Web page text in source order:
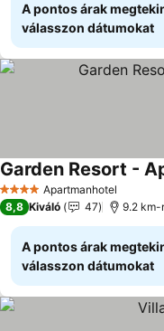
A pontos árak
válasszon dátumokat
4 KategóriaApartmanhotel
Garden Resort -
8,8 Kiváló 47 9.2 km-
A pontos árak
válasszon dátumokat